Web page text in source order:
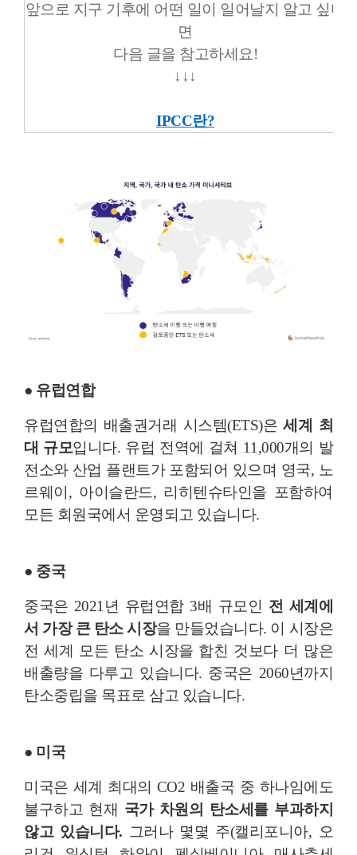
앞으로 지구 기후에 어떤 일이 일어날지 알고 싶다
면
다음 글을 참고하세요!
↓ ↓↓
IPCC란?
● 유럽연합
유럽연합의 배출권거래 시스템(ETS)은세계 최
대 규모입니다. 유럽 전역에 걸쳐 11,000개의 발
전소와 산업 플랜트가 포함되어 있으며 영국, 노
르웨이, 아이슬란드, 리히텐슈타인을 포함하여
모든 회원국에서 운영되고 있습니다.
● 중국
중국은 2021년 유럽연합 3배 규모인 전 세계에
서 가장 큰 탄소 시장을 만들었습니다. 이 시장은
전 세계 모든 탄소 시장을 합친 것보다 더 많은
배출량을 다루고 있습니다. 중국은 2060년까지
탄소중립을 목표로 삼고 있습니다.
● 미국
미국은 세계 최대의 CO2 배출국 중 하나임에도
불구하고 현재 국가 차원의 탄소세를 부과하지
않고 있습니다. 그러나 몇몇 주(캘리포니아, 오